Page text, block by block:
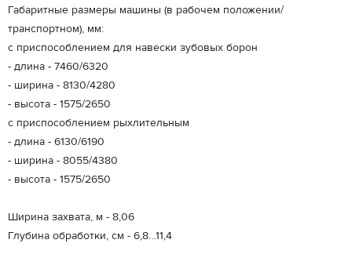
Габаритные размеры машины (в рабочем положении/
транспортном), мм:
с приспособлением для навески зубовых борон
- длина - 7460/6320
- ширина - 8130/4280
- высота - 1575/2650
с приспособлением рыхлительным
- длина - 6130/6190
- ширина - 8055/4380
- высота - 1575/2650
Ширина захвата, м - 8,06
Глубина обработки, см - 6,8…11,4